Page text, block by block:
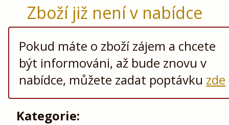
Zboží již není v nabídce
Pokud máte o zboží zájem a chcete
být informováni, až bude znovu v
nabídce, můžete zadat poptávku zde
Kategorie: